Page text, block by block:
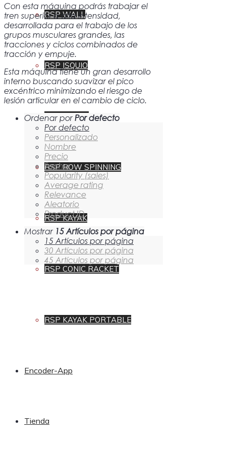
RSP WALL
RSP ISQUIO
RSP SQUAT
RSP ROW SPINNING
RSP KAYAK
RSP CONIC RACKET
RSP KAYAK PORTABLE
Encoder-App
Tienda
Con esta máquina podrás trabajar el
tren superior a alta intensidad,
desarrollada para el trabajo de los
grupos musculares grandes, las
tracciones y ciclos combinados de
tracción y empuje.
Esta máquina tiene un gran desarrollo
interno buscando suavizar el pico
excéntrico minimizando el riesgo de
lesión articular en el cambio de ciclo.
Ordenar por Por defecto
Por defecto
Personalizado
Nombre
Precio
Fecha
Popularity (sales)
Average rating
Relevance
Aleatorio
Product ID
Mostrar 15 Artículos por página
15 Artículos por página
30 Artículos por página
45 Artículos por página